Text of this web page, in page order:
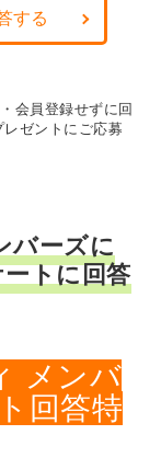
する
会員登録せずに回
ゼントにご応募
バーズに
トに回答
メンバ
回答特